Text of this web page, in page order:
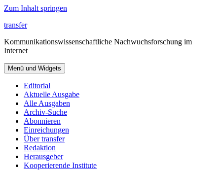
Zum Inhalt springen
transfer
Kommunikationswissenschaftliche Nachwuchsforschung im
Internet
Menü und Widgets
Editorial
Aktuelle Ausgabe
Alle Ausgaben
Archiv-Suche
Abonnieren
Einreichungen
Über transfer
Redaktion
Herausgeber
Kooperierende Institute